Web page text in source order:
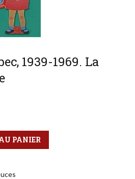
1939-1969. La
PANIER